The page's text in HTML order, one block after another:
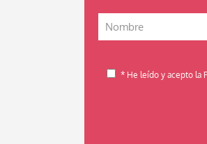
* He leído y acepto la